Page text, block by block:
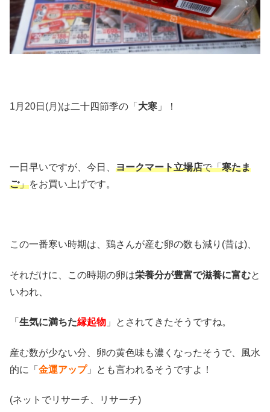
1月20日(月)は二十四節季の「 大寒 」！
一日早いですが、今日、 ヨークマート立場店で「寒たま
ご」をお買い上げです。
この一番寒い時期は、鶏さんが産む卵の数も減り(昔は)、
それだけに、この時期の卵は栄養分が豊富で滋養に富むと
いわれ、
「 生気に満ちた縁起物 」とされてきたそうですね。
産む数が少ない分、卵の黄色味も濃くなったそうで、風水
的に「 金運アップ」とも言われるそうですよ！
(ネットでリサーチ、リサーチ)